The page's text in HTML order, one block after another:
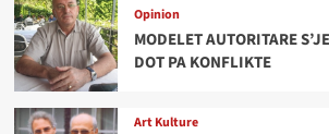
Opinion
MODELET AUTORITARE
DOT PA KONFLIKTE
Art Kulture